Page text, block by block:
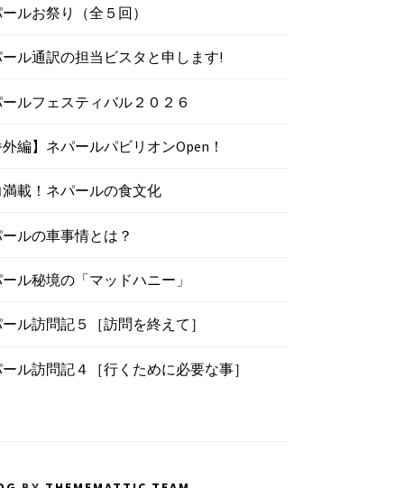
ルお祭り（全５回）
ル通訳の担当ビスタと申します!
ルフェスティバル２０２６
編】ネパールパビリオンOpen！
載！ネパールの食文化
ルの車事情とは？
ル秘境の「マッドハニー」
ル訪問記５［訪問を終えて］
ル訪問記４［行くために必要な事］